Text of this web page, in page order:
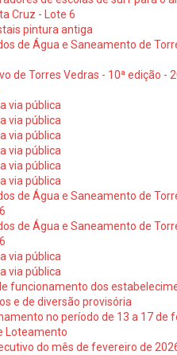
Cruz - Lote 6
pintura antiga
de Água e Saneamento de
de Torres Vedras - 10ª edição -
via pública
via pública
via pública
via pública
via pública
via pública
de Água e Saneamento de
de Água e Saneamento de
via pública
via pública
funcionamento dos
e de diversão provisória
no período de 13 a 17 de
Loteamento
do mês de fevereiro de